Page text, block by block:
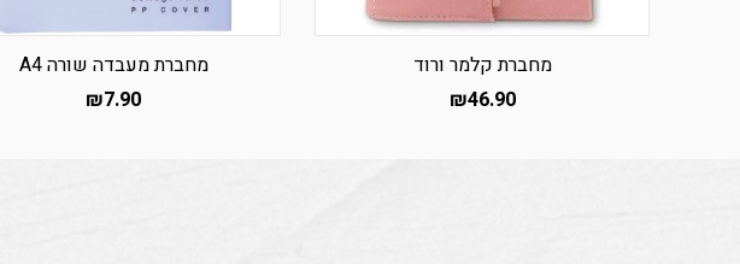
מחברת קלמר ורוד
₪46.90
מחברת מעבדה שורה A4
₪7.90